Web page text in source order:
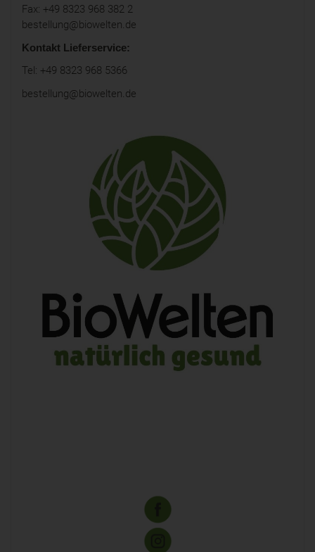
Fax: +49 8323 968 382 2
bestellung@biowelten.de
Kontakt Lieferservice:
Tel: +49 8323 968 5366
bestellung@biowelten.de